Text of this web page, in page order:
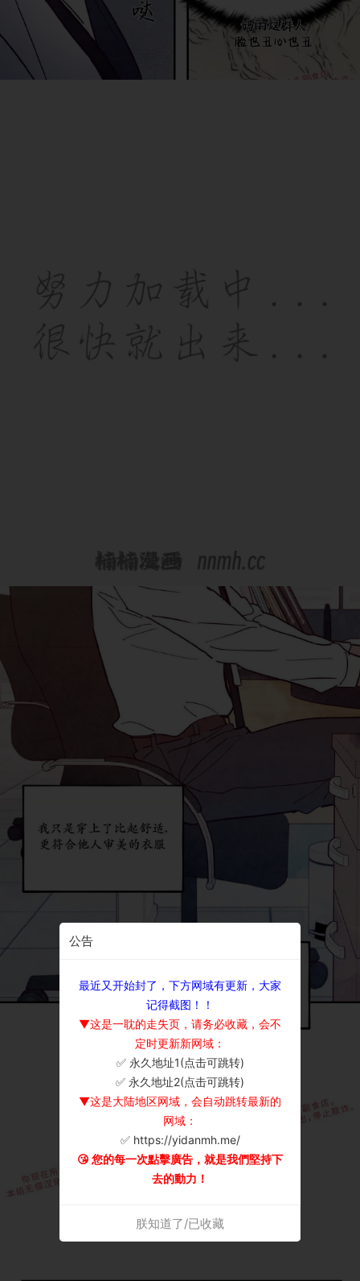
公告
最近又开始封了，下方网域有更新，大家
记得截图！！
▼这是一耽的走失页，请务必收藏，会不
定时更新新网域：
✅ 永久地址1(点击可跳转)
✅ 永久地址2(点击可跳转)
▼这是大陆地区网域，会自动跳转最新的
网域：
✅ https://yidanmh.me/
😘 您的每一次點擊廣告，就是我們堅持下
去的動力！
朕知道了/已收藏